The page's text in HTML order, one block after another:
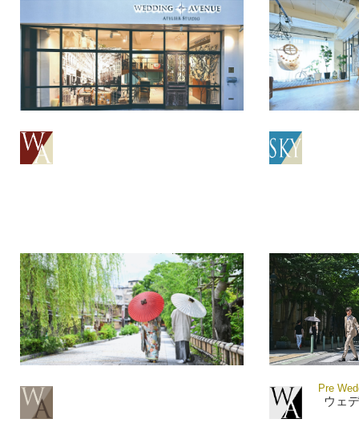
Pre
ウェ